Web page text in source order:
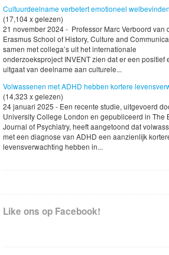
Cultuurdeelname verbetert emotioneel welbevinden
(17,104 x gelezen)
21 november 2024 - Professor Marc Verboord van
Erasmus School of History, Culture and
samen met collega’s uit het internationale
onderzoeksproject INVENT zien dat er een positief
uitgaat van deelname aan culturele...
Volwassenen met ADHD hebben kortere
(14,323 x gelezen)
24 januari 2025 - Een recente studie, uitgevoerd
University College London en gepubliceerd in The
Journal of Psychiatry, heeft aangetoond dat
met een diagnose van ADHD een aanzienlijk
levensverwachting hebben in...
Like ons op Facebook!